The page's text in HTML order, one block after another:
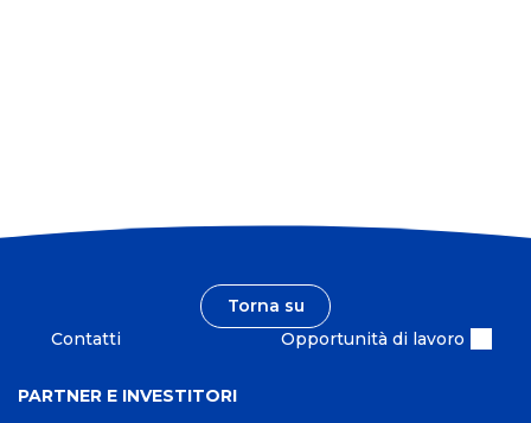
r
a
Torna su
Contatti
Opportunità di lavoro
PARTNER E INVESTITORI